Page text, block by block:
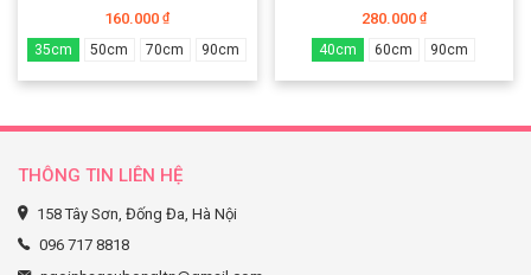
160.000₫
35cm 50cm 70cm 90cm
280.000 ₫
40cm 60cm 90cm
THÔNG TIN LIÊN HỆ
158 Tây Sơn, Đống Đa, Hà Nội
096 717 8818